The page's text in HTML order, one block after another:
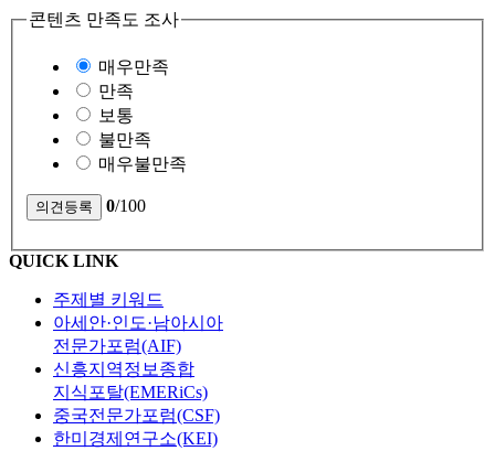
콘텐츠 만족도 조사
매우만족
만족
보통
불만족
매우불만족
0/100
QUICK LINK
주제별 키워드
아세안·인도·남아시아
전문가포럼(AIF)
신흥지역정보종합
지식포탈(EMERiCs)
중국전문가포럼(CSF)
한미경제연구소(KEI)